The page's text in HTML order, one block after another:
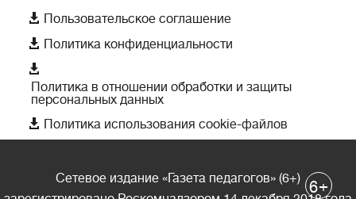
 Пользовательское соглашение
 Политика конфиденциальности

Политика в отношении обработки и защиты
персональных данных
 Политика использования cookie-файлов
Сетевое издание «Газета педагогов» (6+)
6+